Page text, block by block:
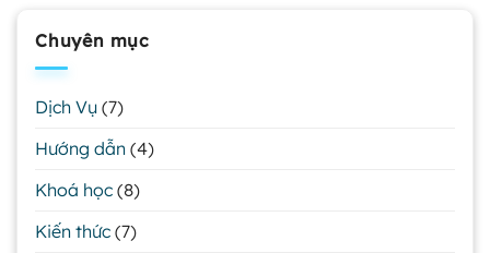
Chuyên mục
Dịch Vụ (7)
Hướng dẫn (4)
Khoá học (8)
Kiến thức (7)